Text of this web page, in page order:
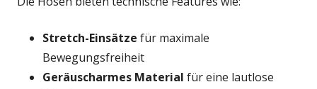
Stretch-Einsätze für maximale
Bewegungsfreiheit
Geräuscharmes Material für eine lautlose